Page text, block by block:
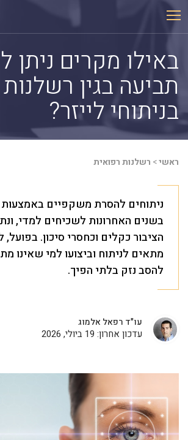
Skip
to
content
באילו מקרים ניתן
תביעה בגין
בניתוחי לייזר?
ראשי> רשלנות רפואית
ניתוחים להסרת משקפיים באמצעות
בשנים האחרונות לשכיחים למדי,
הציבור כקלים וכחסרי סיכון.
מתאים לניתוח וביצועו למי שאינו
להסב נזק בלתי הפיך.
עו"ד רפאל אלמוג
עדכון אחרון: 19 ביולי, 2026